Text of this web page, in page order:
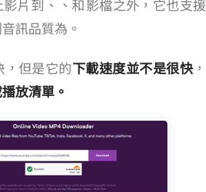
、360p、720p 和 1080p MP4 影檔之外，它也支援
品質為 128kbps。
很快，但是它的下載速度並不是很快，
放清單。